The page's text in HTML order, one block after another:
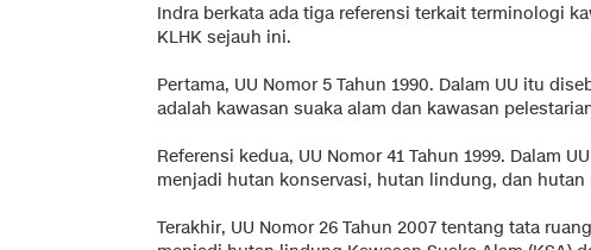
Indra berkata ada tiga referensi terkait terminologi
KLHK sejauh ini.
Pertama, UU Nomor 5 Tahun 1990. Dalam UU itu
adalah kawasan suaka alam dan kawasan
Referensi kedua, UU Nomor 41 Tahun 1999. Dalam
menjadi hutan konservasi, hutan lindung, dan hutan
Terakhir, UU Nomor 26 Tahun 2007 tentang tata